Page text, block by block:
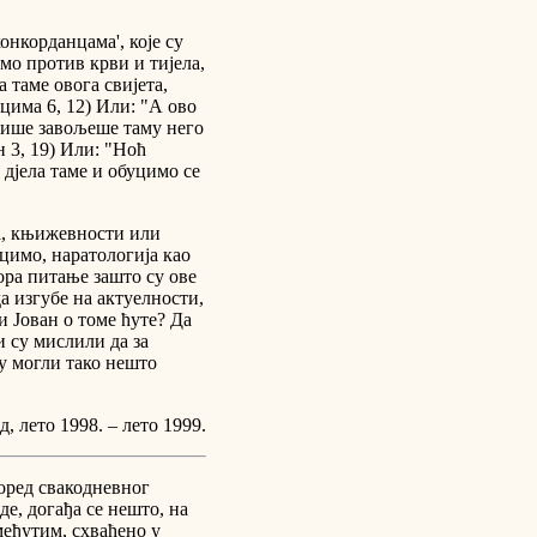
које су
против крви и тијела,
овога свијета,
6, 12) Или: "А ово
завољеше таму него
3, 19) Или: "Ноћ
таме и обуцимо се
књижевности или
наратологија као
питање зашто су ове
изгубе на актуелности,
Јован о томе ћуте? Да
су мислили да за
могли тако нешто
лето 1998. – лето 1999.
свакодневног
догађа се нешто, на
схваћено у